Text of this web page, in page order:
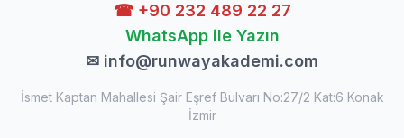
☎ +90 232 489 22 27
WhatsApp ile Yazın
✉ info@runwayakademi.com
İsmet Kaptan Mahallesi Şair Eşref Bulvarı No:27/2 Kat:6 Konak
İzmir